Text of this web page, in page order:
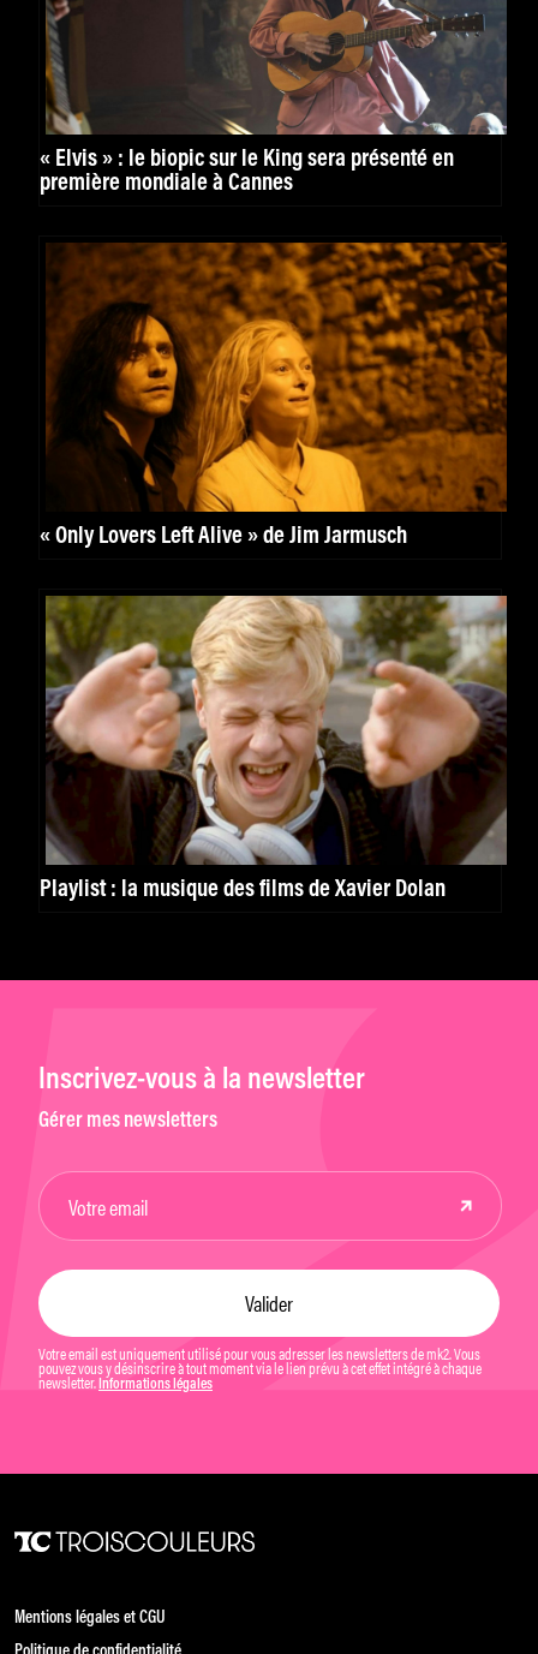
« Elvis » : le biopic sur le King sera présenté en
première mondiale à Cannes
« Only Lovers Left Alive » de Jim Jarmusch
Playlist : la musique des films de Xavier Dolan
Inscrivez-vous à la newsletter
Gérer mes newsletters
Votre email est uniquement utilisé pour vous adresser les newsletters de mk2. Vous
pouvez vous y désinscrire à tout moment via le lien prévu à cet effet intégré à chaque
newsletter. Informations légales
Mentions légales et CGU